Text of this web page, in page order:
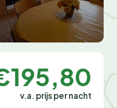
v.a. prijs per nacht